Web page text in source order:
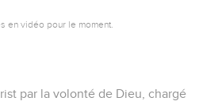
en vidéo pour le moment.
par la volonté de Dieu, chargé